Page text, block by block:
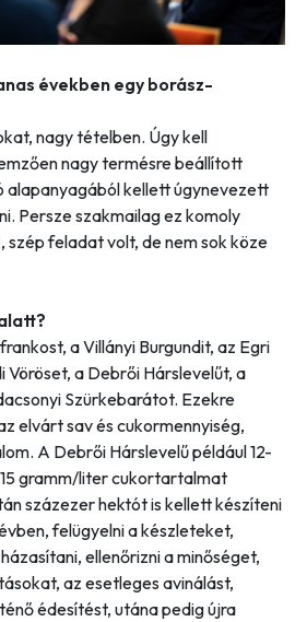
években egy borász-
nagy tételben. Úgy kell
nagy termésre beállított
alapanyagából kellett úgynevezett
Persze szakmailag ez komoly
szép feladat volt, de nem sok köze
a Villányi Burgundit, az Egri
Vöröset, a Debrői Hárslevelűt, a
Szürkebarátot. Ezekre
elvárt sav és cukormennyiség,
A Debrői Hárslevelű például 12-
15 gramm/liter cukortartalmat
százezer hektót is kellett készíteni
felügyelni a készleteket,
ellenőrizni a minőséget,
az esetleges avinálást,
édesítést, utána pedig újra